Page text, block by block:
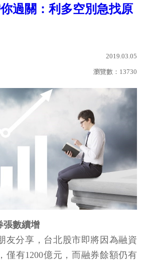
過關：利多空別急找原
2019.03.05
瀏覽數： 13730
張數續增
友分享，台北股市即將因為融資
僅有1200億元，而融券餘額仍有